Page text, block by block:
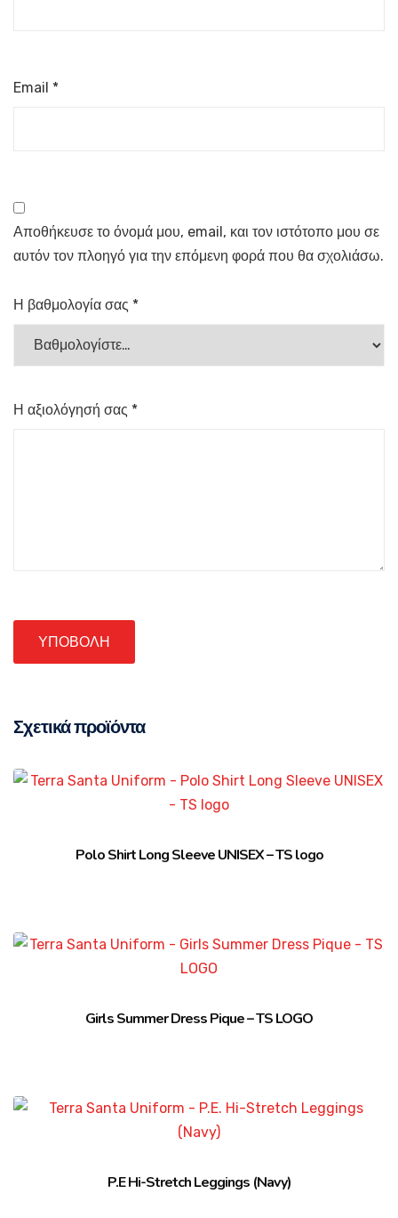
Email *
Αποθήκευσε το όνομά μου, email, και τον ιστότοπο μου σε
αυτόν τον πλοηγό για την επόμενη φορά που θα σχολιάσω.
Η βαθμολογία σας *
Η αξιολόγησή σας *
Σχετικά προϊόντα
Polo Shirt Long Sleeve UNISEX – TS logo
Girls Summer Dress Pique – TS LOGO
P.E Hi-Stretch Leggings (Navy)